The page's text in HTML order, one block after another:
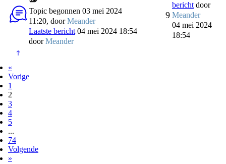
Topic begonnen 03 mei 2024
11:20, doorMeander
Laatste bericht 04 mei 2024 18:54
doorMeander
9
bericht door
Meander
04 mei 2024
18:54
«
Vorige
1
2
3
4
5
...
74
Volgende
»